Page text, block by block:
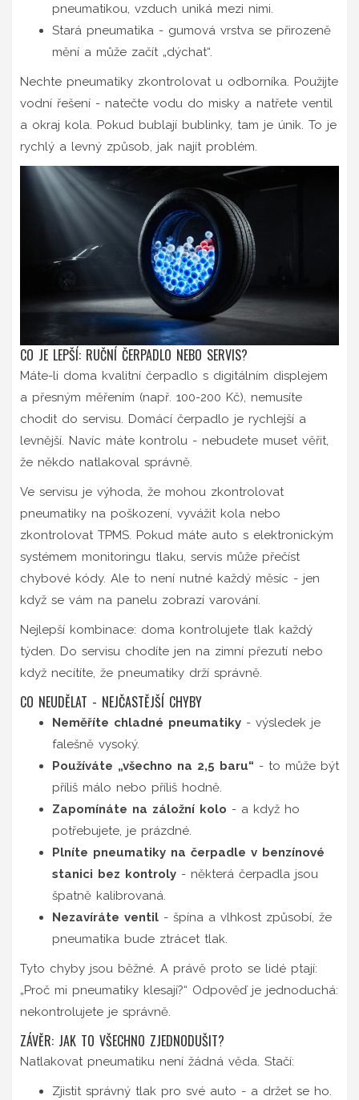
pneumatikou, vzduch uniká mezi nimi.
Stará pneumatika - gumová vrstva se přirozeně
mění a může začít „dýchat“.
Nechte pneumatiky zkontrolovat u odborníka. Použijte
vodní řešení - natečte vodu do misky a natřete ventil
a okraj kola. Pokud bublají bublinky, tam je únik. To je
rychlý a levný způsob, jak najít problém.
CO JE LEPŠÍ: RUČNÍ ČERPADLO NEBO SERVIS?
Máte-li doma kvalitní čerpadlo s digitálním displejem
a přesným měřením (např. 100-200 Kč), nemusíte
chodit do servisu. Domácí čerpadlo je rychlejší a
levnější. Navíc máte kontrolu - nebudete muset věřit,
že někdo natlakoval správně.
Ve servisu je výhoda, že mohou zkontrolovat
pneumatiky na poškození, vyvážit kola nebo
zkontrolovat TPMS. Pokud máte auto s elektronickým
systémem monitoringu tlaku, servis může přečíst
chybové kódy. Ale to není nutné každý měsíc - jen
když se vám na panelu zobrazí varování.
Nejlepší kombinace: doma kontrolujete tlak každý
týden. Do servisu chodíte jen na zimní přezutí nebo
když necítíte, že pneumatiky drží správně.
CO NEUDĚLAT - NEJČASTĚJŠÍ CHYBY
Neměříte chladné pneumatiky - výsledek je
falešně vysoký.
Používáte „všechno na 2,5 baru“ - to může být
příliš málo nebo příliš hodně.
Zapomínáte na záložní kolo - a když ho
potřebujete, je prázdné.
Plníte pneumatiky na čerpadle v benzínové
stanici bez kontroly - některá čerpadla jsou
špatně kalibrovaná.
Nezavíráte ventil - špína a vlhkost způsobí, že
pneumatika bude ztrácet tlak.
Tyto chyby jsou běžné. A právě proto se lidé ptají:
„Proč mi pneumatiky klesají?“ Odpověď je jednoduchá:
nekontrolujete je správně.
ZÁVĚR: JAK TO VŠECHNO ZJEDNODUŠIT?
Natlakovat pneumatiku není žádná věda. Stačí:
Zjistit správný tlak pro své auto - a držet se ho.